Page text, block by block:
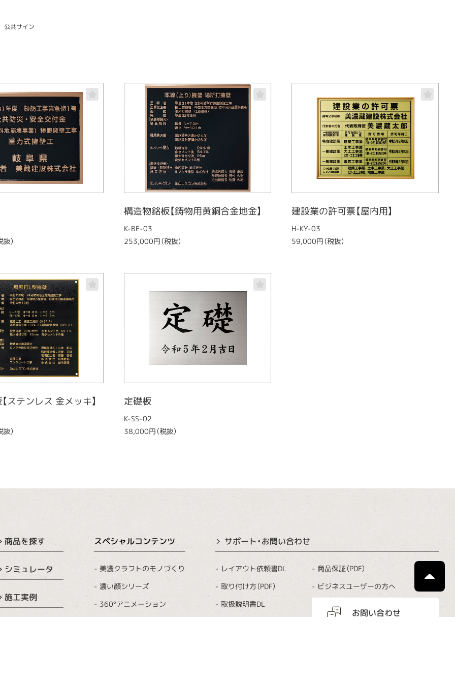
公共サイン
）
構造物銘板【鋳物用黄銅合金地金】
K-BE-03
253,000円（税抜）
建設業の許可票【屋内用】
H-KY-03
59,000円（税抜）
ステンレス 金メッキ】
）
定礎板
K-SS-02
38,000円（税抜）
商品を探す
シミュレータ
施工実例
スペシャルコンテンツ
美濃クラフトのモノづくり
濃い顔シリーズ
360°アニメーション
サポート・お問い合わせ
レイアウト依頼書DL
取り付け方（PDF）
取扱説明書DL
商品保証（PDF）
ビジネスユーザーの方へ
お問い合わせ